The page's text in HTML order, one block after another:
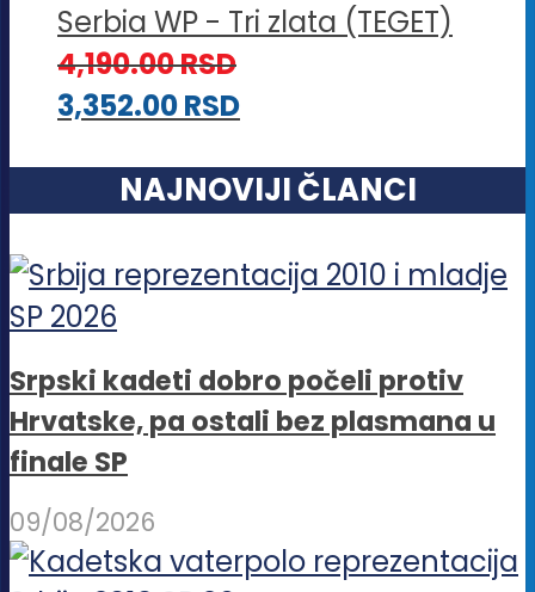
Serbia WP - Tri zlata (TEGET)
4,190.00RSD
3,352.00RSD
NAJNOVIJI ČLANCI
Srpski kadeti dobro počeli protiv
Hrvatske, pa ostali bez plasmana u
finale SP
09/08/2026